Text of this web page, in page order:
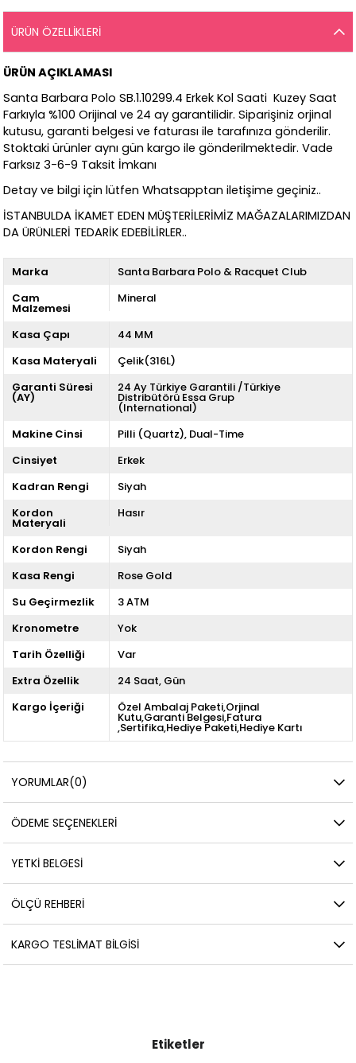
ÜRÜN ÖZELLIKLERI
ÜRÜN AÇIKLAMASI
Santa Barbara Polo SB.1.10299.4 Erkek Kol Saati Kuzey Saat
Farkıyla %100 Orijinal ve 24 ay garantilidir. Siparişiniz orjinal
kutusu, garanti belgesi ve faturası ile tarafınıza gönderilir.
Stoktaki ürünler aynı gün kargo ile gönderilmektedir. Vade
Farksız 3-6-9 Taksit İmkanı
Detay ve bilgi için lütfen Whatsapptan iletişime geçiniz..
İSTANBULDA İKAMET EDEN MÜŞTERİLERİMİZ MAĞAZALARIMIZDAN
DA ÜRÜNLERİ TEDARİK EDEBİLİRLER..
Marka
Santa Barbara Polo & Racquet Club
Cam
Malzemesi
Mineral
Kasa Çapı
44 MM
Kasa Materyali
Çelik(316L)
Garanti Süresi
(AY)
24 Ay Türkiye Garantili /Türkiye
Distribütörü Essa Grup
(International)
Makine Cinsi
Pilli (Quartz) Dual-Time
Cinsiyet
Erkek
Kadran Rengi
Siyah
Kordon
Materyali
Hasır
Kordon Rengi
Siyah
Kasa Rengi
Rose Gold
Su Geçirmezlik
3 ATM
Kronometre
Yok
Tarih Özelliği
Var
Extra Özellik
24 Saat Gün
Kargo İçeriği
Özel Ambalaj Paketi,Orjinal
Kutu,Garanti Belgesi,Fatura
,Sertifika,Hediye Paketi,Hediye Kartı
YORUMLAR(0)
ÖDEME SEÇENEKLERI
YETKİ BELGESİ
ÖLÇÜ REHBERI
KARGO TESLIMAT BILGISI
Etiketler